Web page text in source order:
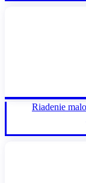
Riadenie